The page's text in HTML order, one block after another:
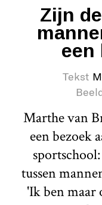
Zijn
een
Tekst
Marthe van
een bezoek
tussen
'Ik ben maar